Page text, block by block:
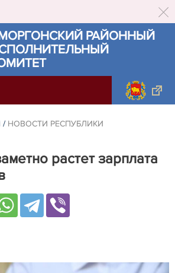
РАЙОННЫЙ
/ НОВОСТИ РЕСПУБЛИКИ
растет зарплата